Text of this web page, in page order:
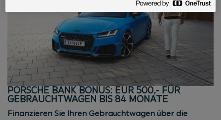
vom Kaufpreis. Der Bonus ist ein unverbindlicher, nicht
kartellierter Nachlass inkl. USt. und NoVA und wird
vom Listenpreis abgezogen. Ausgenommen
Sonderkalkulationen für Flottenkunden, Behörden,
ARAC-Fahrzeuge, Botschaften und Diplomaten. Stand
08/2026
PORSCHE BANK BONUS: EUR 500,- FÜR
GEBRAUCHTWAGEN BIS 84 MONATE
Finanzieren Sie Ihren Gebrauchtwagen über die